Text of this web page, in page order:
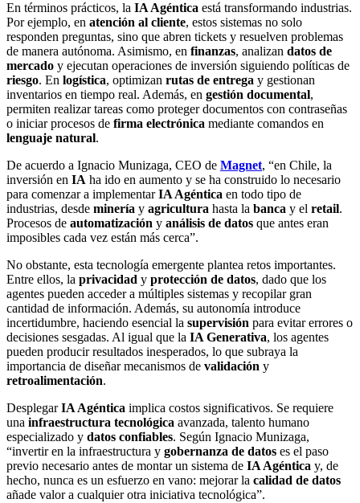
En términos prácticos, la IA Agéntica está transformando industrias.
Por ejemplo, en atención al cliente, estos sistemas no solo
responden preguntas, sino que abren tickets y resuelven problemas
de manera autónoma. Asimismo, en finanzas, analizan datos de
mercado y ejecutan operaciones de inversión siguiendo políticas de
riesgo. En logística, optimizan rutas de entrega y gestionan
inventarios en tiempo real. Además, en gestión documental,
permiten realizar tareas como proteger documentos con contraseñas
o iniciar procesos de firma electrónica mediante comandos en
lenguaje natural.
De acuerdo a Ignacio Munizaga, CEO de Magnet, “en Chile, la
inversión en IA ha ido en aumento y se ha construido lo necesario
para comenzar a implementarIA Agéntica en todo tipo de
industrias, desde minería y agricultura hasta la banca y el retail.
Procesos de automatización y análisis de datos que antes eran
imposibles cada vez están más cerca”.
No obstante, esta tecnología emergente plantea retos importantes.
Entre ellos, la privacidad y protección de datos, dado que los
agentes pueden acceder a múltiples sistemas y recopilar gran
cantidad de información. Además, su autonomía introduce
incertidumbre, haciendo esencial la supervisión para evitar errores o
decisiones sesgadas. Al igual que la IA Generativa, los agentes
pueden producir resultados inesperados, lo que subraya la
importancia de diseñar mecanismos de validación y
retroalimentación.
DesplegarIA Agéntica implica costos significativos. Se requiere
una infraestructura tecnológica avanzada, talento humano
especializado y datos confiables. Según Ignacio Munizaga,
“invertir en la infraestructura y gobernanza de datos es el paso
previo necesario antes de montar un sistema de IA Agéntica y, de
hecho, nunca es un esfuerzo en vano: mejorar la calidad de datos
añade valor a cualquier otra iniciativa tecnológica”.